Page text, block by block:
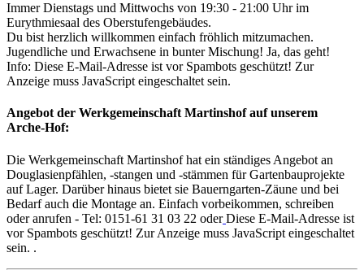
Immer Dienstags und Mittwochs von 19:30 - 21:00 Uhr im
Eurythmiesaal des Oberstufengebäudes.
Du bist herzlich willkommen einfach fröhlich mitzumachen.
Jugendliche und Erwachsene in bunter Mischung! Ja, das geht!
Info: Diese E-Mail-Adresse ist vor Spambots geschützt! Zur
Anzeige muss JavaScript eingeschaltet sein.
Angebot der Werkgemeinschaft Martinshof auf unserem
Arche-Hof:
Die Werkgemeinschaft Martinshof hat ein ständiges Angebot an
Douglasienpfählen, -stangen und -stämmen für Gartenbauprojekte
auf Lager. Darüber hinaus bietet sie Bauerngarten-Zäune und bei
Bedarf auch die Montage an. Einfach vorbeikommen, schreiben
oder anrufen - Tel: 0151-61 31 03 22 oder Diese E-Mail-Adresse ist
vor Spambots geschützt! Zur Anzeige muss JavaScript eingeschaltet
sein. .